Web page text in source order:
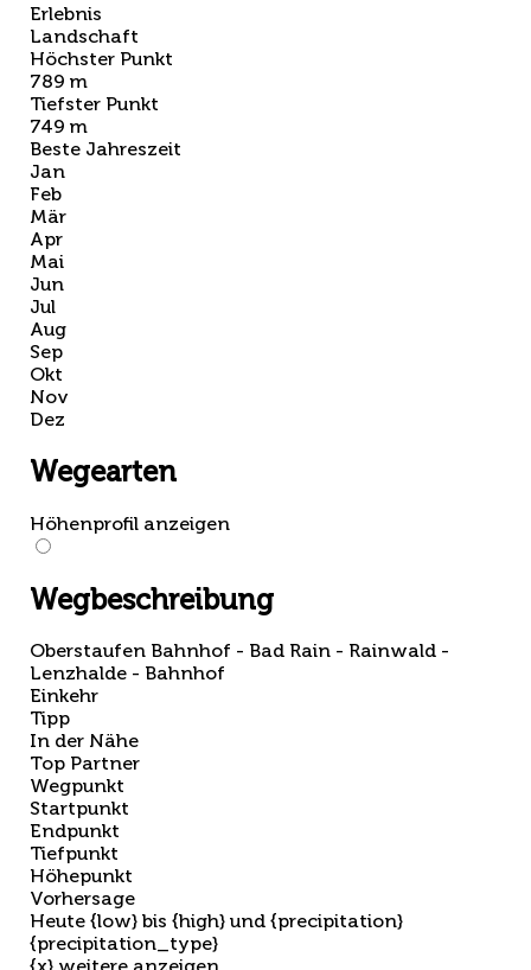
Erlebnis
Landschaft
Höchster Punkt
789 m
Tiefster Punkt
749 m
Beste Jahreszeit
Jan
Feb
Mär
Apr
Mai
Jun
Jul
Aug
Sep
Okt
Nov
Dez
Wegearten
Höhenprofil anzeigen
Wegbeschreibung
Oberstaufen Bahnhof - Bad Rain - Rainwald -
Lenzhalde - Bahnhof
Einkehr
Tipp
In der Nähe
Top Partner
Wegpunkt
Startpunkt
Endpunkt
Tiefpunkt
Höhepunkt
Vorhersage
Heute {low} bis {high} und {precipitation}
{precipitation_type}